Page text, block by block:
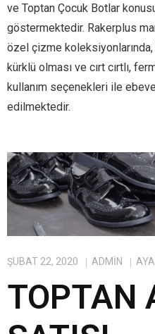
ve Toptan Çocuk Botlar
göstermektedir. Rakerplus
özel çizme
kürklü olması ve cırt cırtlı,
kullanım seçenekleri ile
edilmektedir.
ŞUBAT 22, 2020 ADMIN
TOPTAN